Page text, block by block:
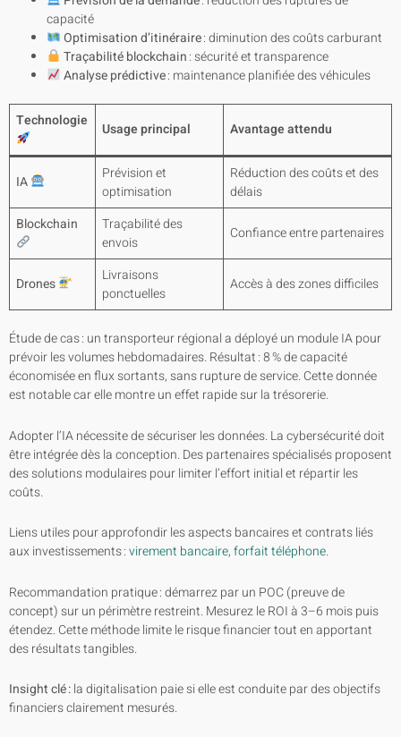
capacité
Optimisation d’itinéraire: diminution des coûts carburant
Traçabilité blockchain: sécurité et transparence
Analyse prédictive: maintenance planifiée des véhicules
Technologie Usage principal Avantage attendu
IA
Prévision et
optimisation
Réduction des coûts et des
délais
Blockchain
Traçabilité des
envois
Confiance entre partenaires
Drones
Livraisons
ponctuelles
Accès à des zones difficiles
Étude de cas : un transporteur régional a déployé un module IA pour
prévoir les volumes hebdomadaires. Résultat : 8 % de capacité
économisée en flux sortants, sans rupture de service. Cette donnée
est notable car elle montre un effet rapide sur la trésorerie.
Adopter l’IA nécessite de sécuriser les données. La cybersécurité doit
être intégrée dès la conception. Des partenaires spécialisés proposent
des solutions modulaires pour limiter l’effort initial et répartir les
coûts.
Liens utiles pour approfondir les aspects bancaires et contrats liés
aux investissements :virement bancaire,forfait téléphone.
Recommandation pratique : démarrez par un POC (preuve de
concept) sur un périmètre restreint. Mesurez le ROI à 3–6 mois puis
étendez. Cette méthode limite le risque financier tout en apportant
des résultats tangibles.
Insight clé :la digitalisation paie si elle est conduite par des objectifs
financiers clairement mesurés.